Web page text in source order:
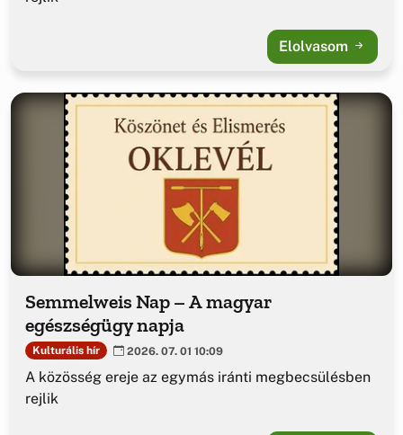
Elolvasom
Semmelweis Nap – A magyar
egészségügy napja
Kulturális hír 2026. 07. 01 10:09
A közösség ereje az egymás iránti megbecsülésben
rejlik